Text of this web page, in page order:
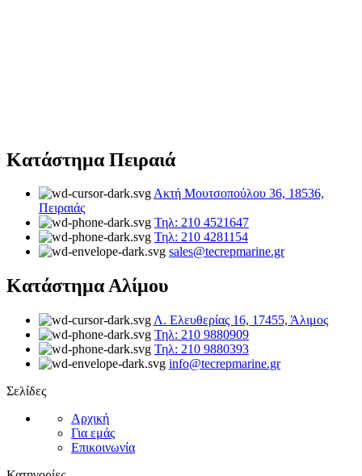
Κατάστημα Πειραιά
Ακτή Μουτσοπούλου 36, 18536,
Πειραιάς
Τηλ: 210 4521647
Τηλ: 210 4281154
sales@tecrepmarine.gr
Κατάστημα Αλίμου
Λ. Ελευθερίας 16, 17455, Άλιμος
Τηλ: 210 9880909
Τηλ: 210 9880393
info@tecrepmarine.gr
Σελίδες
Αρχική
Για εμάς
Επικοινωνία